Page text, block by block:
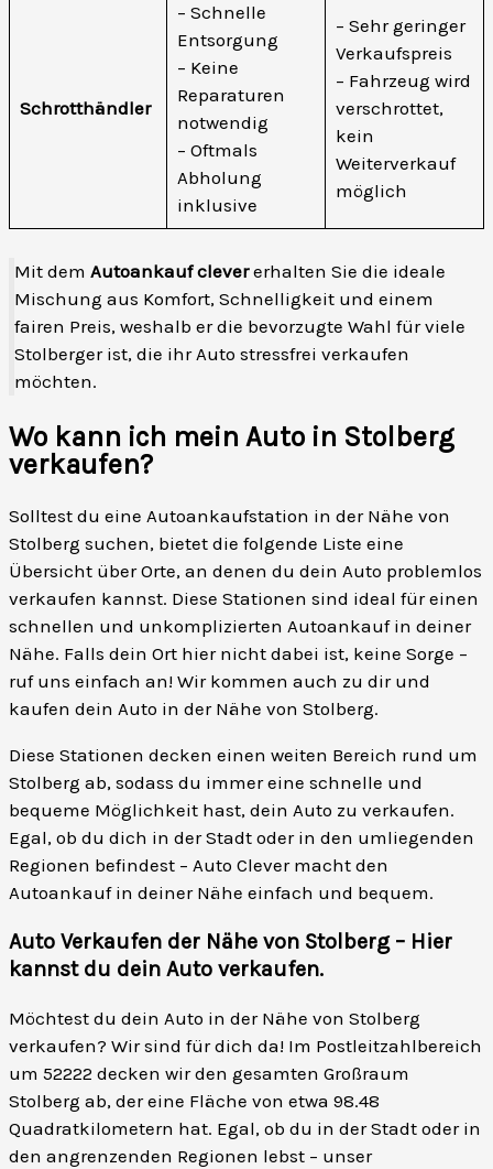
Schrotthändler
– Schnelle
Entsorgung
– Keine
Reparaturen
notwendig
– Oftmals
Abholung
inklusive
– Sehr geringer
Verkaufspreis
– Fahrzeug wird
verschrottet,
kein
Weiterverkauf
möglich
Mit dem Autoankauf clevererhalten Sie die ideale
Mischung aus Komfort, Schnelligkeit und einem
fairen Preis, weshalb er die bevorzugte Wahl für viele
Stolberger ist, die ihr Auto stressfrei verkaufen
möchten.
Wo kann ich mein Auto in Stolberg
verkaufen?
Solltest du eine Autoankaufstation in der Nähe von
Stolberg suchen, bietet die folgende Liste eine
Übersicht über Orte, an denen du dein Auto problemlos
verkaufen kannst. Diese Stationen sind ideal für einen
schnellen und unkomplizierten Autoankauf in deiner
Nähe. Falls dein Ort hier nicht dabei ist, keine Sorge –
ruf uns einfach an! Wir kommen auch zu dir und
kaufen dein Auto in der Nähe von Stolberg.
Diese Stationen decken einen weiten Bereich rund um
Stolberg ab, sodass du immer eine schnelle und
bequeme Möglichkeit hast, dein Auto zu verkaufen.
Egal, ob du dich in der Stadt oder in den umliegenden
Regionen befindest – Auto Clever macht den
Autoankauf in deiner Nähe einfach und bequem.
Auto Verkaufen der Nähe von Stolberg – Hier
kannst du dein Auto verkaufen.
Möchtest du dein Auto in der Nähe von Stolberg
verkaufen? Wir sind für dich da! Im Postleitzahlbereich
um 52222 decken wir den gesamten Großraum
Stolberg ab, der eine Fläche von etwa 98.48
Quadratkilometern hat. Egal, ob du in der Stadt oder in
den angrenzenden Regionen lebst – unser